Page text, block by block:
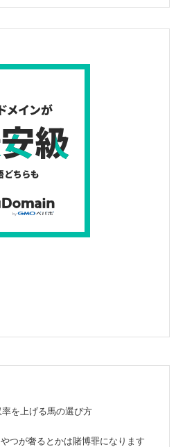
を上げる馬の選び方
つが奢るとかは賭博罪になります